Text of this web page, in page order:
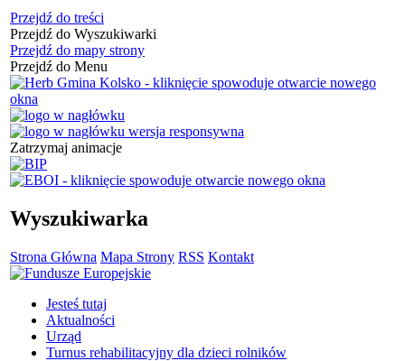
Przejdź do treści
Przejdź do Wyszukiwarki
Przejdź do mapy strony
Przejdź do Menu
Zatrzymaj animacje
Wyszukiwarka
Strona Główna Mapa Strony RSS Kontakt
Jesteś tutaj
Aktualności
Urząd
Turnus rehabilitacyjny dla dzieci rolników